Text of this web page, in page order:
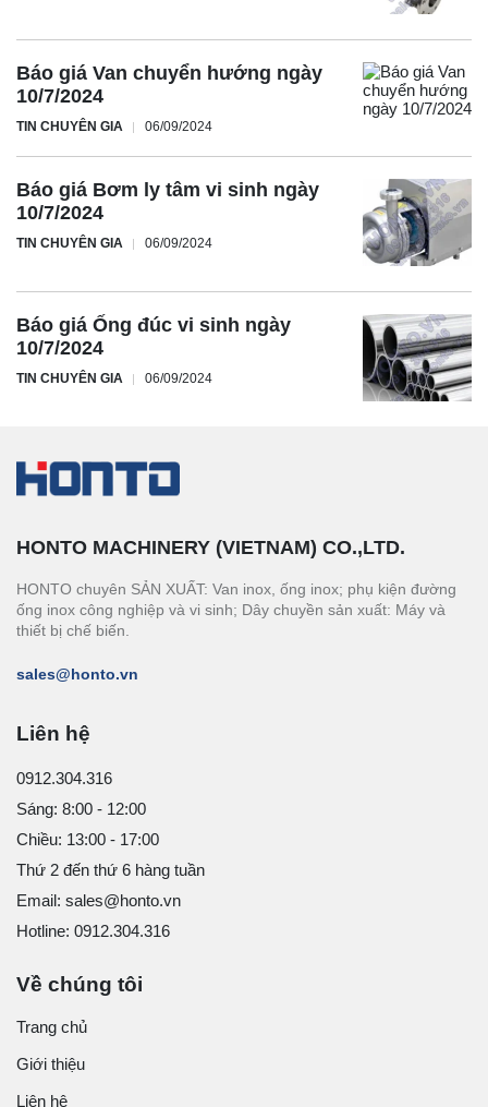
Báo giá Van chuyển hướng ngày
10/7/2024
TIN CHUYÊN GIA 06/09/2024
Báo giá Bơm ly tâm vi sinh ngày
10/7/2024
TIN CHUYÊN GIA 06/09/2024
Báo giá Ống đúc vi sinh ngày
10/7/2024
TIN CHUYÊN GIA 06/09/2024
HONTO MACHINERY (VIETNAM) CO.,LTD.
HONTO chuyên SẢN XUẤT: Van inox, ống inox; phụ kiện đường
ống inox công nghiệp và vi sinh; Dây chuyền sản xuất: Máy và
thiết bị chế biến.
sales@honto.vn
Liên hệ
0912.304.316
Sáng: 8:00 - 12:00
Chiều: 13:00 - 17:00
Thứ 2 đến thứ 6 hàng tuần
Email: sales@honto.vn
Hotline: 0912.304.316
Về chúng tôi
Trang chủ
Giới thiệu
Liên hệ